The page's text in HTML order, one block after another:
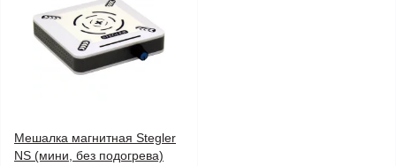
Мешалка магнитная Stegler
NS (мини, без подогрева)